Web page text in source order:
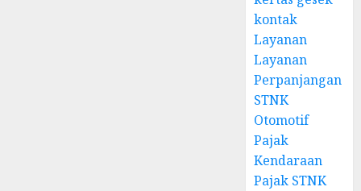
kontak
Layanan
Layanan
Perpanjangan
STNK
Otomotif
Pajak
Kendaraan
Pajak STNK